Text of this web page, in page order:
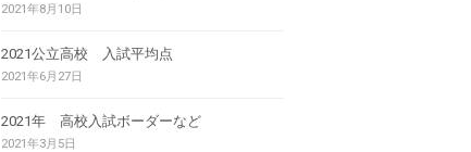
2021年8月10日
2021公立高校 入試平均点
2021年6月27日
2021年 高校入試ボーダーなど
2021年3月5日